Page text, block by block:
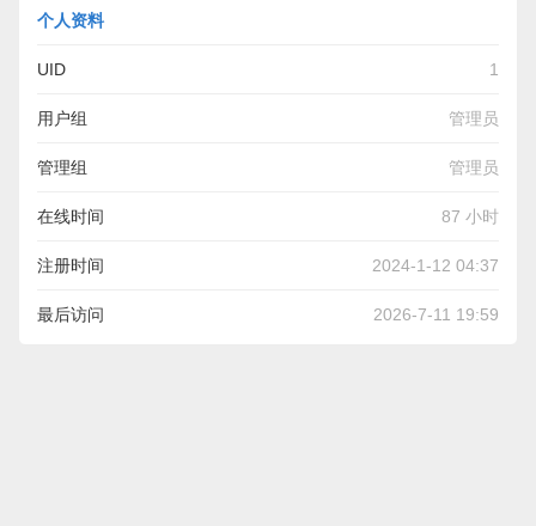
个人资料
UID 1
用户组 管理员
管理组 管理员
在线时间 87 小时
注册时间 2024-1-12 04:37
最后访问 2026-7-11 19:59